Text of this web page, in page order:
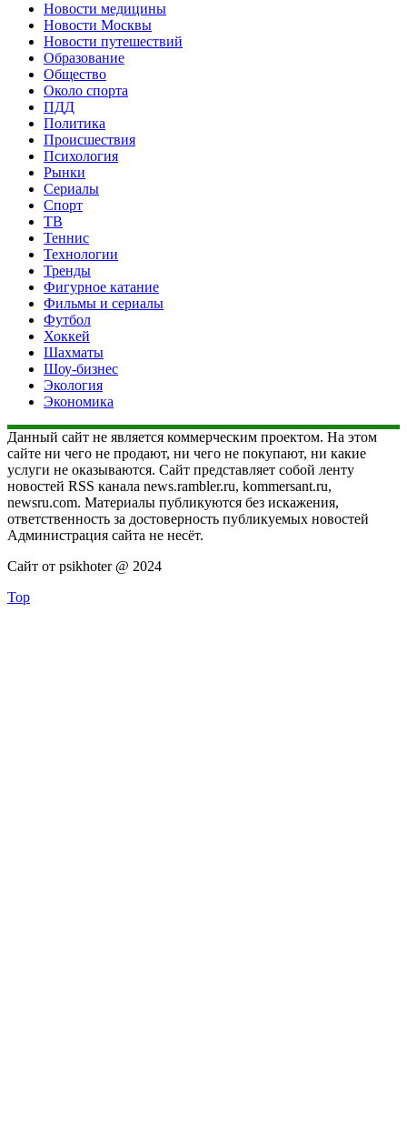
Новости медицины
Новости Москвы
Новости путешествий
Образование
Общество
Около спорта
ПДД
Политика
Происшествия
Психология
Рынки
Сериалы
Спорт
ТВ
Теннис
Технологии
Тренды
Фигурное катание
Фильмы и сериалы
Футбол
Хоккей
Шахматы
Шоу-бизнес
Экология
Экономика
Данный сайт не является коммерческим проектом. На этом
сайте ни чего не продают, ни чего не покупают, ни какие
услуги не оказываются. Сайт представляет собой ленту
новостей RSS канала news.rambler.ru, kommersant.ru,
newsru.com. Материалы публикуются без искажения,
ответственность за достоверность публикуемых новостей
Администрация сайта не несёт.
Сайт от psikhoter @ 2024
Top